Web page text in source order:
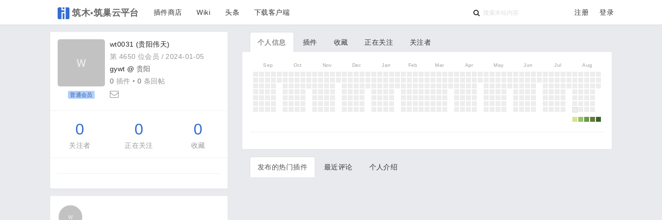
筑木•筑巢云平台 插件商店 Wiki 头条 下载客户端 注册 登录
普通会员
wt0031 (贵阳伟天)
第 4650 位会员 / 2024-01-05
gywt @ 贵阳
0 插件 • 0 条回帖
0
关注者
0
正在关注
0
收藏
个人信息 插件 收藏 正在关注 关注者
Sep Oct Nov Dec Jan Feb Mar Apr May Jun Jul Aug
发布的热门插件 最近评论 个人介绍